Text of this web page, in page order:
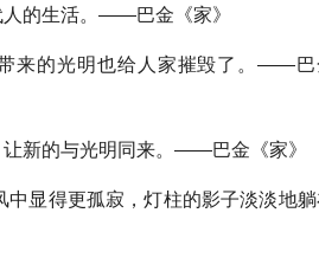
的生活。——巴金《家》
来的光明也给人家摧毁了。——巴
新的与光明同来。——巴金《家》
显得更孤寂，灯柱的影子淡淡地